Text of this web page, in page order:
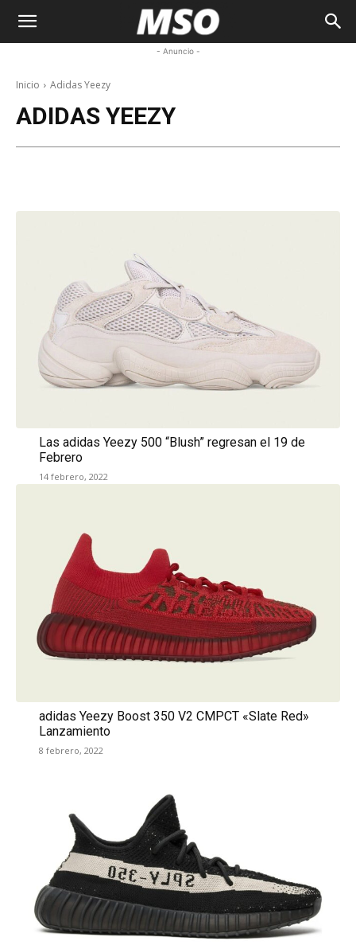
Ocean
- Anuncio -
Inicio Adidas Yeezy
ADIDAS YEEZY
Las adidas Yeezy 500 “Blush” regresan el 19 de
Febrero
14 febrero, 2022
adidas Yeezy Boost 350 V2 CMPCT «Slate Red»
Lanzamiento
8 febrero, 2022